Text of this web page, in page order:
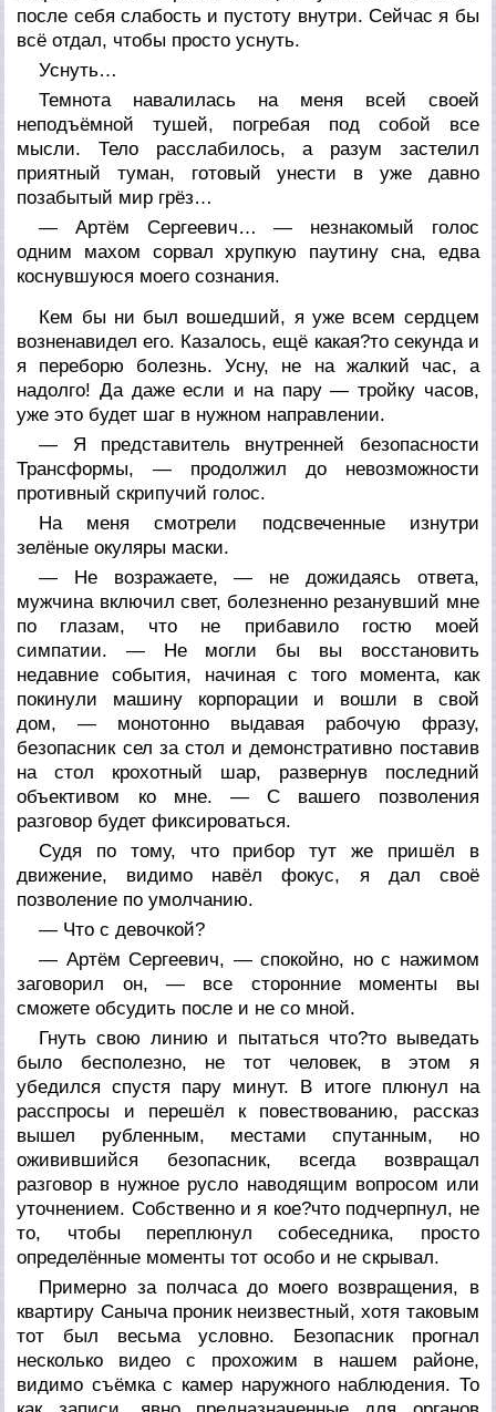
после себя слабость и пустоту внутри. Сейчас я бы
всё отдал, чтобы просто уснуть.
Уснуть…
Темнота навалилась на меня всей своей
неподъёмной тушей, погребая под собой все
мысли. Тело расслабилось, а разум застелил
приятный туман, готовый унести в уже давно
позабытый мир грёз…
— Артём Сергеевич… — незнакомый голос
одним махом сорвал хрупкую паутину сна, едва
коснувшуюся моего сознания.
Кем бы ни был вошедший, я уже всем сердцем
возненавидел его. Казалось, ещё какая?то секунда и
я переборю болезнь. Усну, не на жалкий час, а
надолго! Да даже если и на пару — тройку часов,
уже это будет шаг в нужном направлении.
— Я представитель внутренней безопасности
Трансформы, — продолжил до невозможности
противный скрипучий голос.
На меня смотрели подсвеченные изнутри
зелёные окуляры маски.
— Не возражаете, — не дожидаясь ответа,
мужчина включил свет, болезненно резанувший мне
по глазам, что не прибавило гостю моей
симпатии. — Не могли бы вы восстановить
недавние события, начиная с того момента, как
покинули машину корпорации и вошли в свой
дом, — монотонно выдавая рабочую фразу,
безопасник сел за стол и демонстративно поставив
на стол крохотный шар, развернув последний
объективом ко мне. — С вашего позволения
разговор будет фиксироваться.
Судя по тому, что прибор тут же пришёл в
движение, видимо навёл фокус, я дал своё
позволение по умолчанию.
— Что с девочкой?
— Артём Сергеевич, — спокойно, но с нажимом
заговорил он, — все сторонние моменты вы
сможете обсудить после и не со мной.
Гнуть свою линию и пытаться что?то выведать
было бесполезно, не тот человек, в этом я
убедился спустя пару минут. В итоге плюнул на
расспросы и перешёл к повествованию, рассказ
вышел рубленным, местами спутанным, но
оживившийся безопасник, всегда возвращал
разговор в нужное русло наводящим вопросом или
уточнением. Собственно и я кое?что подчерпнул, не
то, чтобы переплюнул собеседника, просто
определённые моменты тот особо и не скрывал.
Примерно за полчаса до моего возвращения, в
квартиру Саныча проник неизвестный, хотя таковым
тот был весьма условно. Безопасник прогнал
несколько видео с прохожим в нашем районе,
видимо съёмка с камер наружного наблюдения. То